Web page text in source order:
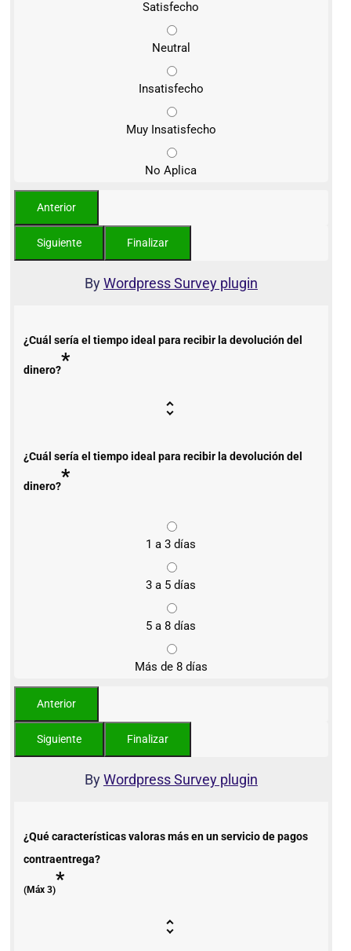
Satisfecho
Neutral
Insatisfecho
Muy Insatisfecho
No Aplica
ByWordpress Survey plugin
¿Cuál sería el tiempo ideal para recibir la devolución del
dinero?*
¿Cuál sería el tiempo ideal para recibir la devolución del
dinero?*
1 a 3 días
3 a 5 días
5 a 8 días
Más de 8 días
ByWordpress Survey plugin
¿Qué características valoras más en un servicio de pagos
contraentrega?
(Máx 3)*